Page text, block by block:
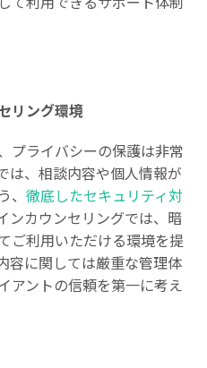
リング環境
プライバシーの保護は非常
は、相談内容や個人情報が
、徹底したセキュリティ対
ンカウンセリングでは、暗
ご利用いただける環境を提
容に関しては厳重な管理体
アントの信頼を第一に考え